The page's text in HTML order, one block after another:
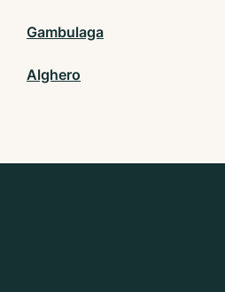
Gambulaga
Alghero